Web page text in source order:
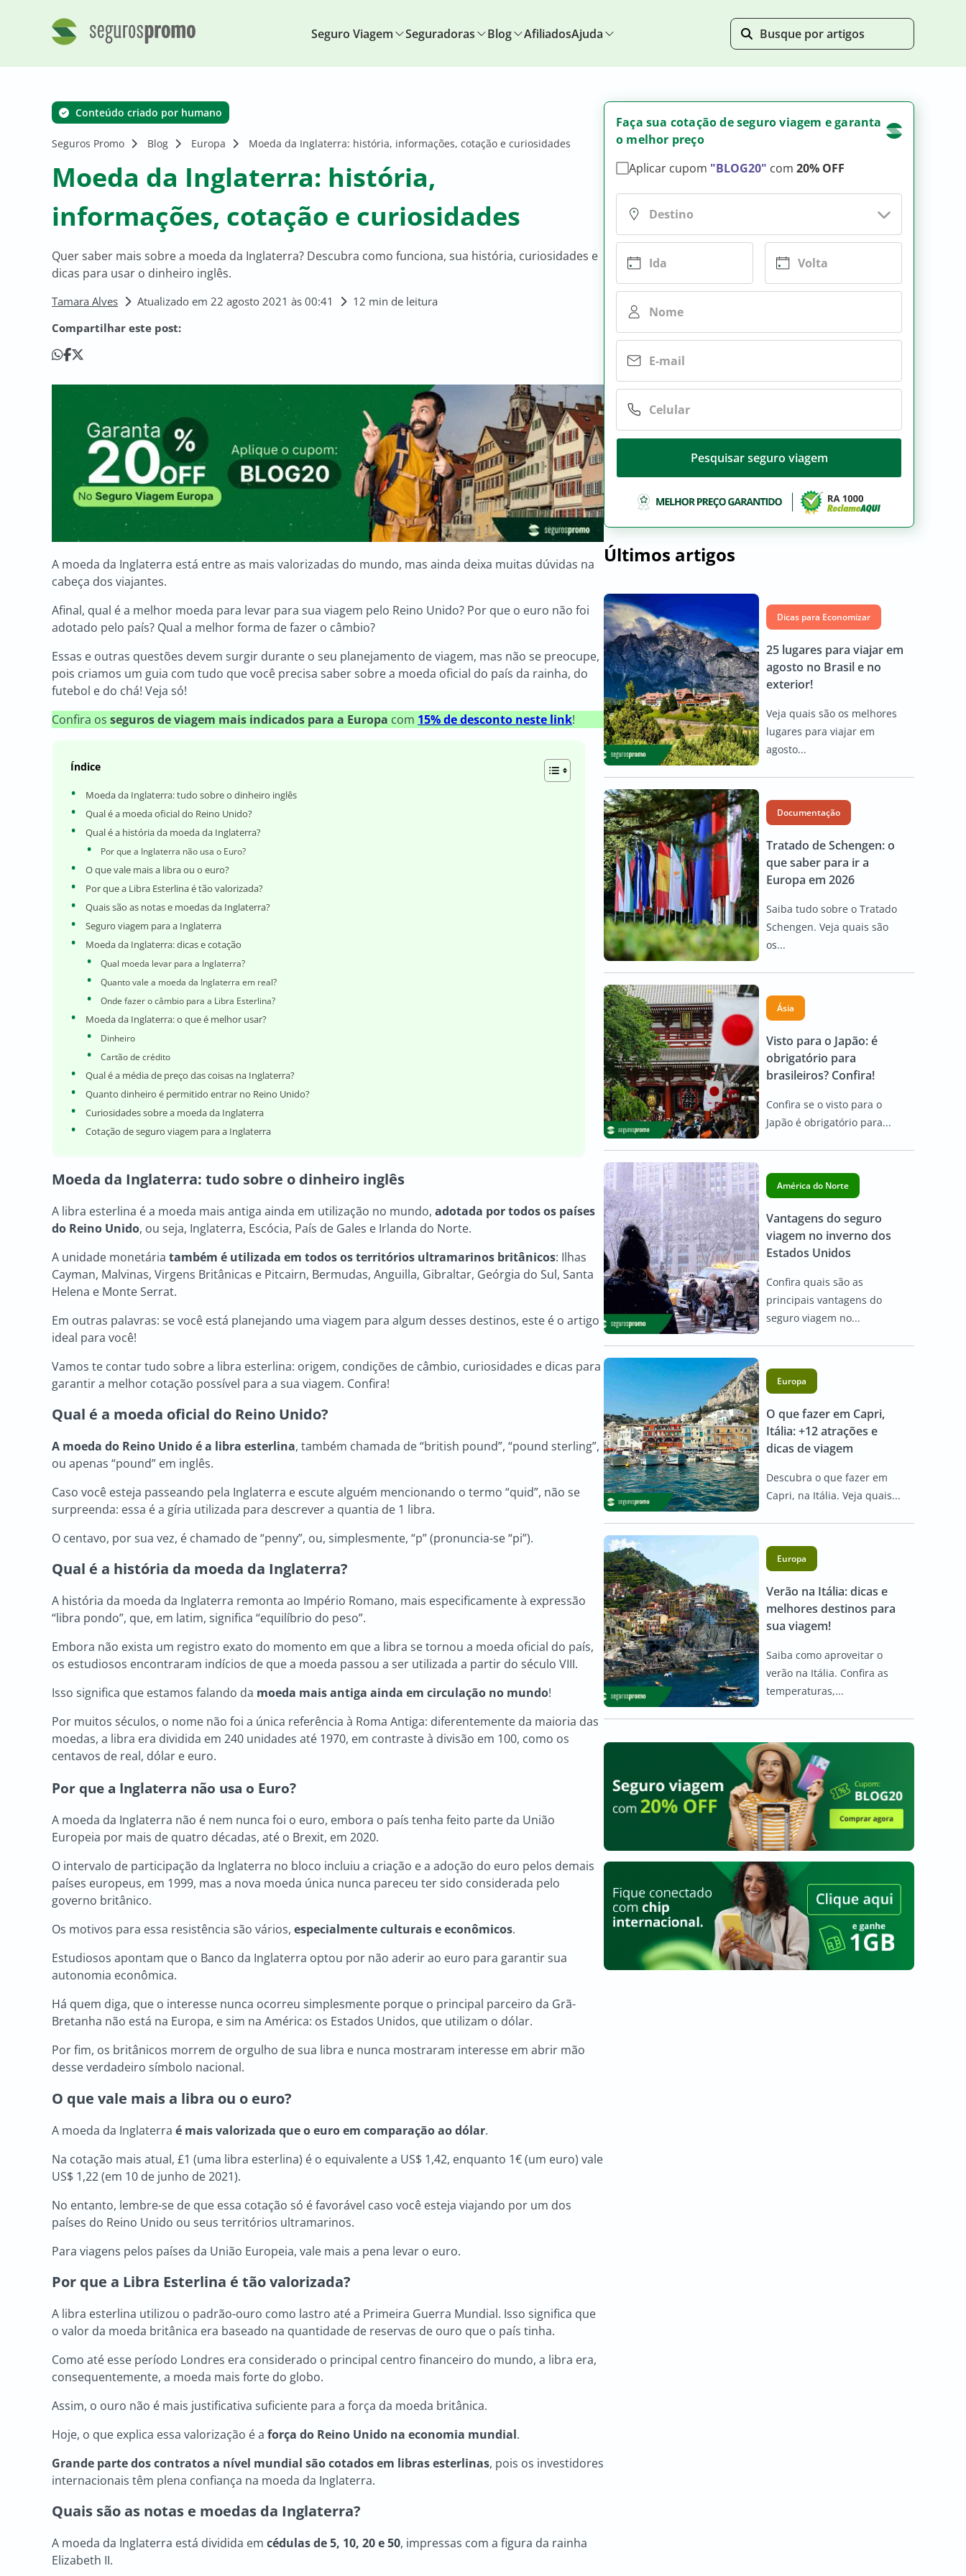
Seguro Viagem Seguradoras Blog AfiliadosAjuda
Conteúdo criado por humano
Seguros Promo Blog Europa Moeda da Inglaterra: história, informações, cotação e curiosidades
Moeda da Inglaterra: história,
informações, cotação e curiosidades
Quer saber mais sobre a moeda da Inglaterra? Descubra como funciona, sua história, curiosidades e
dicas para usar o dinheiro inglês.
Tamara Alves Atualizado em 22 agosto 2021 às 00:41
12 min de leitura
Compartilhar este post:
A moeda da Inglaterra está entre as mais valorizadas do mundo, mas ainda deixa muitas dúvidas na
cabeça dos viajantes.
Afinal, qual é a melhor moeda para levar para sua viagem pelo Reino Unido? Por que o euro não foi
adotado pelo país? Qual a melhor forma de fazer o câmbio?
Essas e outras questões devem surgir durante o seu planejamento de viagem, mas não se preocupe,
pois criamos um guia com tudo que você precisa saber sobre a moeda oficial do país da rainha, do
futebol e do chá! Veja só!
Confira os seguros de viagem mais indicados para a Europa com 15% de desconto neste link!
Índice
Moeda da Inglaterra: tudo sobre o dinheiro inglês
Qual é a moeda oficial do Reino Unido?
Qual é a história da moeda da Inglaterra?
Por que a Inglaterra não usa o Euro?
O que vale mais a libra ou o euro?
Por que a Libra Esterlina é tão valorizada?
Quais são as notas e moedas da Inglaterra?
Seguro viagem para a Inglaterra
Moeda da Inglaterra: dicas e cotação
Qual moeda levar para a Inglaterra?
Quanto vale a moeda da Inglaterra em real?
Onde fazer o câmbio para a Libra Esterlina?
Moeda da Inglaterra: o que é melhor usar?
Dinheiro
Cartão de crédito
Qual é a média de preço das coisas na Inglaterra?
Quanto dinheiro é permitido entrar no Reino Unido?
Curiosidades sobre a moeda da Inglaterra
Cotação de seguro viagem para a Inglaterra
Moeda da Inglaterra: tudo sobre o dinheiro inglês
A libra esterlina é a moeda mais antiga ainda em utilização no mundo, adotada por todos os países
do Reino Unido, ou seja, Inglaterra, Escócia, País de Gales e Irlanda do Norte.
A unidade monetária também é utilizada em todos os territórios ultramarinos britânicos: Ilhas
Cayman, Malvinas, Virgens Britânicas e Pitcairn, Bermudas, Anguilla, Gibraltar, Geórgia do Sul, Santa
Helena e Monte Serrat.
Em outras palavras: se você está planejando uma viagem para algum desses destinos, este é o artigo
ideal para você!
Vamos te contar tudo sobre a libra esterlina: origem, condições de câmbio, curiosidades e dicas para
garantir a melhor cotação possível para a sua viagem. Confira!
Qual é a moeda oficial do Reino Unido?
A moeda do Reino Unidoé a libra esterlina, também chamada de “british pound”, “pound sterling”,
ou apenas “pound” em inglês.
Caso você esteja passeando pela Inglaterra e escute alguém mencionando o termo “quid”, não se
surpreenda: essa é a gíria utilizada para descrever a quantia de 1 libra.
O centavo, por sua vez, é chamado de “penny”, ou, simplesmente, “p” (pronuncia-se “pi”).
Qual é a história da moeda da Inglaterra?
A história da moeda da Inglaterra remonta ao Império Romano, mais especificamente à expressão
“libra pondo”, que, em latim, significa “equilíbrio do peso”.
Embora não exista um registro exato do momento em que a libra se tornou a moeda oficial do país,
os estudiosos encontraram indícios de que a moeda passou a ser utilizada a partir do século VIII.
Isso significa que estamos falando da moeda mais antiga ainda em circulação no mundo!
Por muitos séculos, o nome não foi a única referência à Roma Antiga: diferentemente da maioria das
moedas, a libra era dividida em 240 unidades até 1970, em contraste à divisão em 100, como os
centavos de real, dólar e euro.
Por que a Inglaterra não usa o Euro?
A moeda da Inglaterra não é nem nunca foi o euro, embora o país tenha feito parte da União
Europeia por mais de quatro décadas, até o Brexit, em 2020.
O intervalo de participação da Inglaterra no bloco incluiu a criação e a adoção do euro pelos demais
países europeus, em 1999, mas a nova moeda única nunca pareceu ter sido considerada pelo
governo britânico.
Os motivos para essa resistência são vários, especialmente culturais e econômicos.
Estudiosos apontam que o Banco da Inglaterra optou por não aderir ao euro para garantir sua
autonomia econômica.
Há quem diga, que o interesse nunca ocorreu simplesmente porque o principal parceiro da Grã-
Bretanha não está na Europa, e sim na América: os Estados Unidos, que utilizam o dólar.
Por fim, os britânicos morrem de orgulho de sua libra e nunca mostraram interesse em abrir mão
desse verdadeiro símbolo nacional.
O que vale mais a libra ou o euro?
A moeda da Inglaterra é mais valorizada que o euro em comparação ao dólar.
Na cotação mais atual, £1 (uma libra esterlina) é o equivalente a US$ 1,42, enquanto 1€ (um euro) vale
US$ 1,22 (em 10 de junho de 2021).
No entanto, lembre-se de que essa cotação só é favorável caso você esteja viajando por um dos
países do Reino Unido ou seus territórios ultramarinos.
Para viagens pelos países da União Europeia, vale mais a pena levar o euro.
Por que a Libra Esterlina é tão valorizada?
A libra esterlina utilizou o padrão-ouro como lastro até a Primeira Guerra Mundial. Isso significa que
o valor da moeda britânica era baseado na quantidade de reservas de ouro que o país tinha.
Como até esse período Londres era considerado o principal centro financeiro do mundo, a libra era,
consequentemente, a moeda mais forte do globo.
Assim, o ouro não é mais justificativa suficiente para a força da moeda britânica.
Hoje, o que explica essa valorização é a força do Reino Unido na economia mundial.
Grande parte dos contratos a nível mundial são cotados em libras esterlinas, pois os investidores
internacionais têm plena confiança na moeda da Inglaterra.
Quais são as notas e moedas da Inglaterra?
A moeda da Inglaterra está dividida em cédulas de 5, 10, 20 e 50, impressas com a figura da rainha
Elizabeth II.
Faça sua cotação de seguro viagem e garanta
o melhor preço
Aplicar cupom "BLOG20" com 20% OFF
Pesquisar seguro viagem
Últimos artigos
Dicas para Economizar
25 lugares para viajar em
agosto no Brasil e no
exterior!
Veja quais são os melhores
lugares para viajar em
agosto...
Documentação
Tratado de Schengen: o
que saber para ir a
Europa em 2026
Saiba tudo sobre o Tratado
Schengen. Veja quais são
os...
Ásia
Visto para o Japão: é
obrigatório para
brasileiros? Confira!
Confira se o visto para o
Japão é obrigatório para...
América do Norte
Vantagens do seguro
viagem no inverno dos
Estados Unidos
Confira quais são as
principais vantagens do
seguro viagem no...
Europa
O que fazer em Capri,
Itália: +12 atrações e
dicas de viagem
Descubra o que fazer em
Capri, na Itália. Veja quais...
Europa
Verão na Itália: dicas e
melhores destinos para
sua viagem!
Saiba como aproveitar o
verão na Itália. Confira as
temperaturas,...